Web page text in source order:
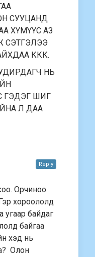
СУУЦАНД
ХYМYYС АЗ
СЭТГЭЛЭЭ
ККК.
НЬ
ГЭДЭГ ШИГ
Л ДАА
Орчиноо
хороололд
угаар байдаг
байгаа
хэд нь
Олон
Reply